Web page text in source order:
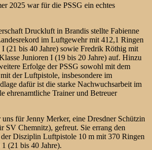
2025 war für die PSSG ein echtes
Druckluft in Brandis stellte Fabienne
im Luftgewehr mit 412,1 Ringen
(21 bis 40 Jahre) sowie Fredrik Röthig mit
Junioren I (19 bis 20 Jahre) auf. Hinzu
Erfolge der PSSG sowohl mit dem
der Luftpistole, insbesondere im
dafür ist die starke Nachwuchsarbeit im
ehrenamtliche Trainer und Betreuer
für Jenny Merker, eine Dresdner Schützin
SV Chemnitz), gefreut. Sie errang den
Disziplin Luftpistole 10 m mit 370 Ringen
(21 bis 40 Jahre).